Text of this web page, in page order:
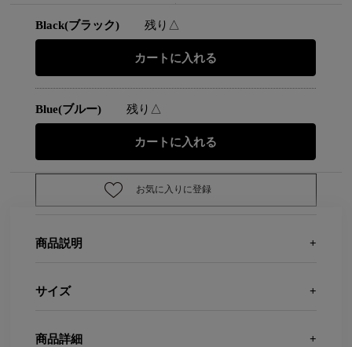
Black(ブラック) 残り△
Blue(ブルー) 残り△
お気に入りに登録
商品説明
サイズ
商品詳細